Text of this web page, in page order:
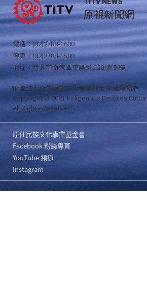
原視新聞網
電話：(02)2788-1600
傳真：(02)2788-1500
地址：台北市南港區重陽路 120 號 5 樓
財團法人原住民族文化事業基金會 版權所有
Copyright © 2021 Indigenous Peoples
All Rights Reserved .
原住民族文化事業基金會
Facebook 粉絲專頁
YouTube 頻道
Instagram